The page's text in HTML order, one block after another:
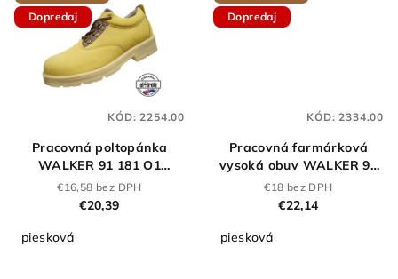
Dopredaj
Pracovná poltopánka
WALKER 91 181 O1
piesková
€16,58 bez DPH
€20,39
piesková
KÓD:2254.00
Dopredaj
Pracovná farmárková
vysoká obuv WALKER 91
201 O1 piesková
€18 bez DPH
€22,14
piesková
KÓD:2334.00